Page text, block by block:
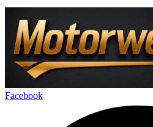
Facebook